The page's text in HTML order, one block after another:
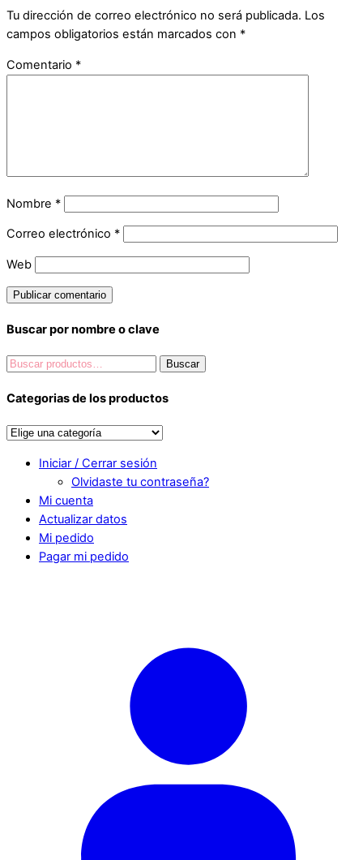
Tu dirección de correo electrónico no será publicada. Los
campos obligatorios están marcados con *
Comentario *
Nombre *
Correo electrónico *
Web
Buscar por nombre o clave
Buscar
Buscar
Categorias de los productos
Iniciar / Cerrar sesión
Olvidaste tu contraseña?
Mi cuenta
Actualizar datos
Mi pedido
Pagar mi pedido